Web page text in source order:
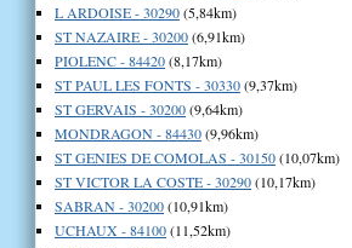
L ARDOISE - 30290(5,84km)
ST NAZAIRE - 30200(6,91km)
PIOLENC - 84420(8,17km)
ST PAUL LES FONTS - 30330(9,37km)
ST GERVAIS - 30200(9,64km)
MONDRAGON - 84430(9,96km)
ST GENIES DE COMOLAS - 30150(10,07km)
ST VICTOR LA COSTE - 30290(10,17km)
SABRAN - 30200(10,91km)
UCHAUX - 84100(11,52km)